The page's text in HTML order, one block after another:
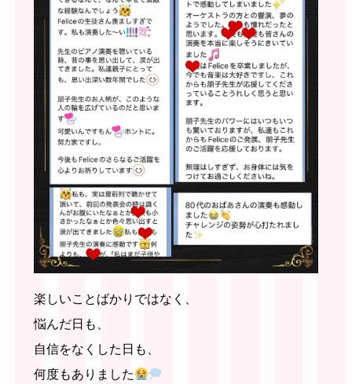
楽しいことばかりではなく、
悩んだ日も、
自信をなくした日も、
何度もありました